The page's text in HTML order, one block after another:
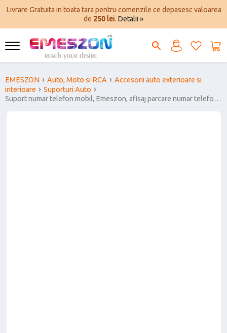
Livrare Gratuita in toata tara pentru comenzile ce depasesc valoarea
de 250 lei. Detalii »
EMESZON Auto, Moto si RCA
Accesorii auto exterioare si
interioare
Suporturi Auto
Suport numar telefon mobil, Emeszon, afisaj parcare numar telefon,